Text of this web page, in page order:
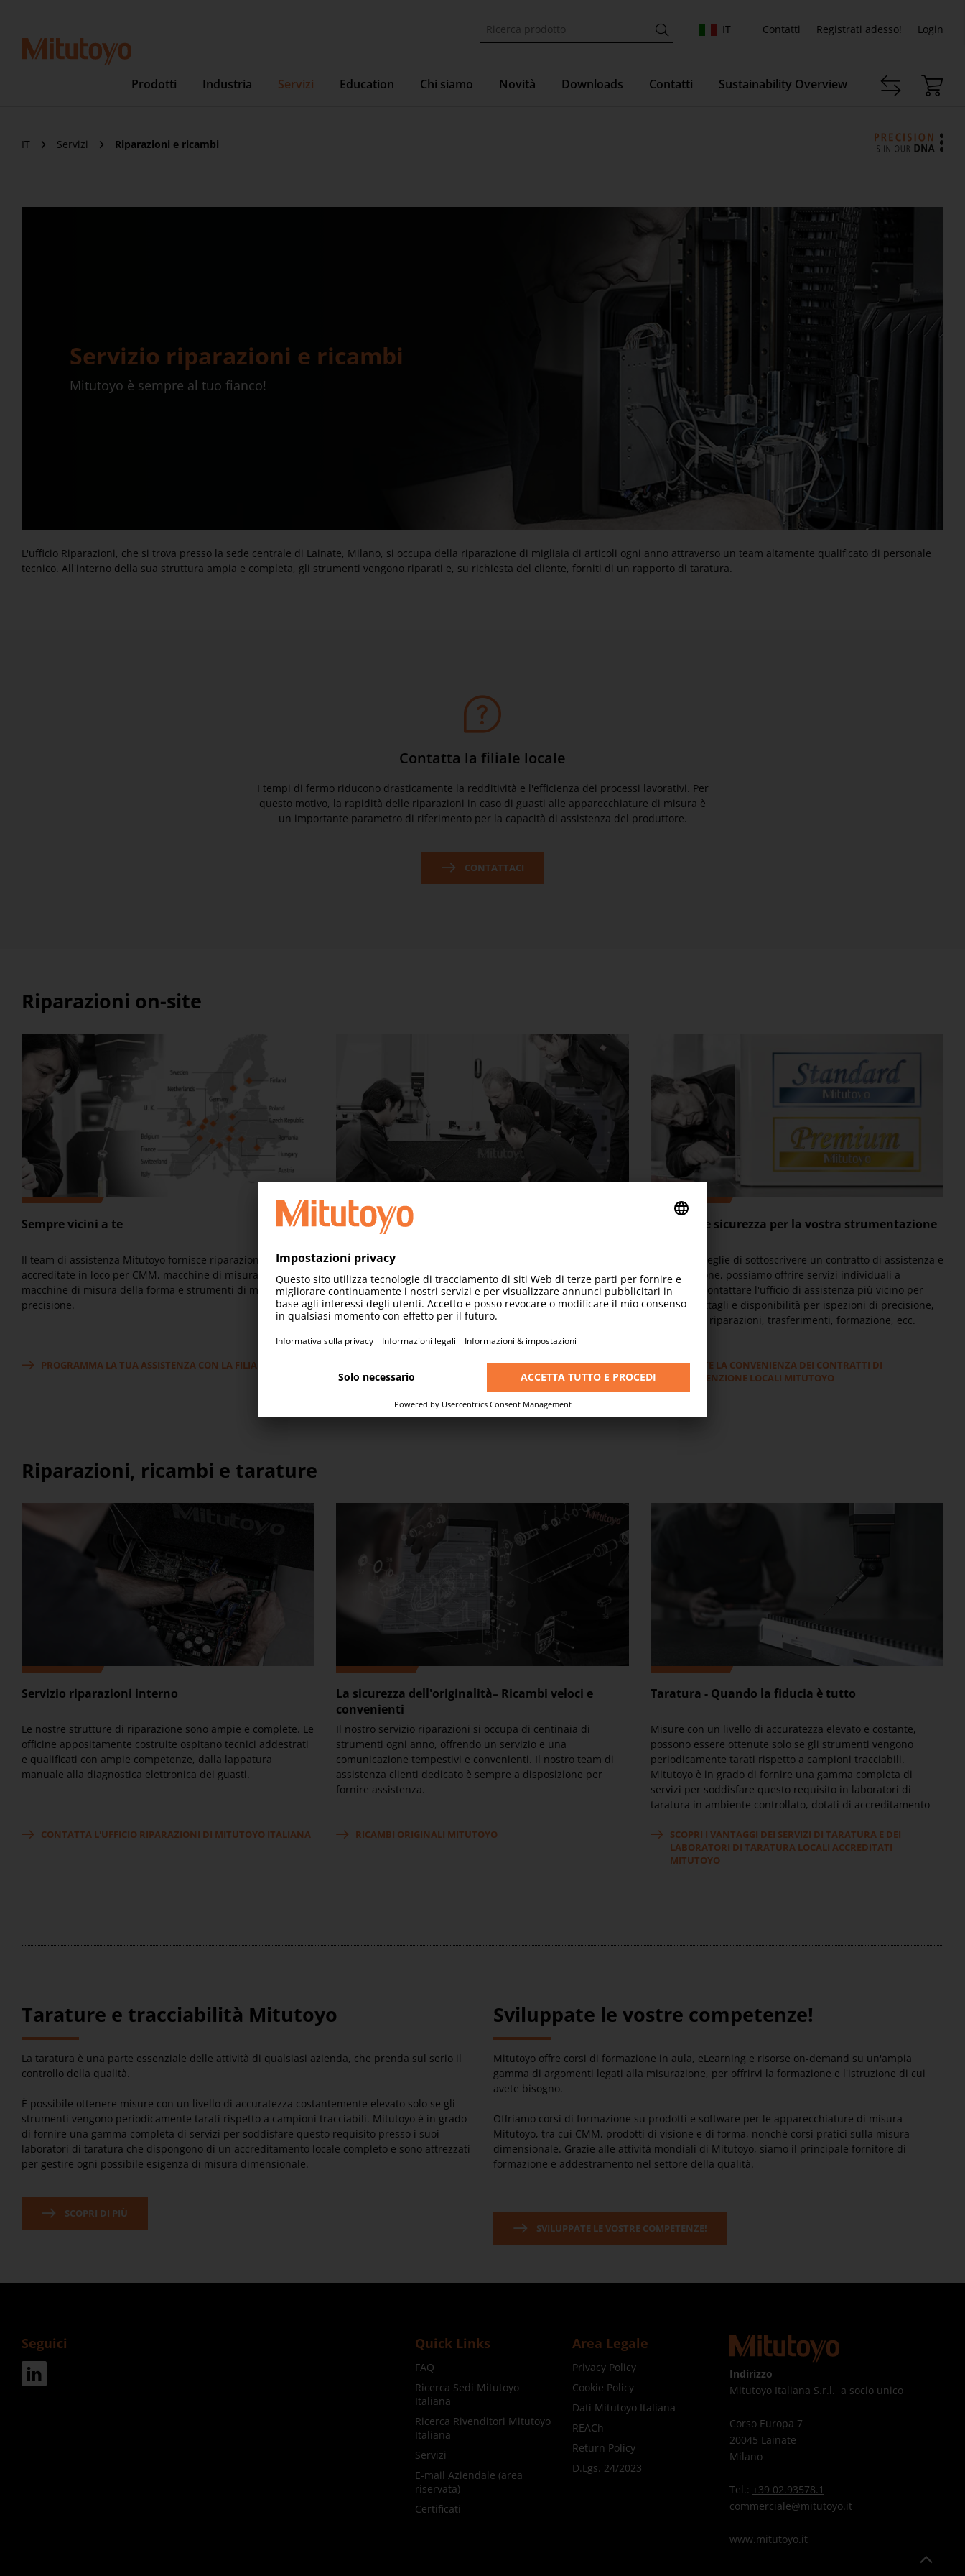
IT Contatti Registrati adesso! Login
Prodotti Industria Servizi Education Chi siamo Novità Downloads Contatti Sustainability Overview
IT Servizi Riparazioni e ricambi
Servizio riparazioni e ricambi
Mitutoyo è sempre al tuo fianco!
L'ufficio Riparazioni, che si trova presso la sede centrale di Lainate, Milano, si occupa della riparazione di migliaia di articoli ogni anno attraverso un team altamente qualificato di personale
tecnico. All'interno della sua struttura ampia e completa, gli strumenti vengono riparati e, su richiesta del cliente, forniti di un rapporto di taratura.
Contatta la filiale locale
I tempi di fermo riducono drasticamente la redditività e l'efficienza dei processi lavorativi. Per
questo motivo, la rapidità delle riparazioni in caso di guasti alle apparecchiature di misura è
un importante parametro di riferimento per la capacità di assistenza del produttore.
CONTATTACI
Riparazioni on-site
Sempre vicini a te
Il team di assistenza Mitutoyo fornisce riparazioni
accreditate in loco per CMM, macchine di misura ottiche,
macchine di misura della forma e strumenti di misura di
precisione.
PROGRAMMA LA TUA ASSISTENZA CON LA FILIALE LOCALE
Il più alto livello di assistenza
Grazie a tecnici altamente addestrati e all'accesso ai ricambi
originali, siamo in grado di fornire ai nostri clienti il
massimo livello di assistenza.
VEDI GLI ACCREDITAMENTI DI MITUTOYO ITALIANA
Vantaggi e sicurezza per la vostra strumentazione
Se non si sceglie di sottoscrivere un contratto di assistenza e
manutenzione, possiamo offrire servizi individuali a
chiamata. Contattare l'ufficio di assistenza più vicino per
ulteriori dettagli e disponibilità per ispezioni di precisione,
regolazioni, riparazioni, trasferimenti, formazione, ecc.
SCOPRITE LA CONVENIENZA DEI CONTRATTI DI
MANUTENZIONE LOCALI MITUTOYO
Riparazioni, ricambi e tarature
Servizio riparazioni interno
Le nostre strutture di riparazione sono ampie e complete. Le
officine appositamente costruite ospitano tecnici addestrati
e qualificati con ampie competenze, dalla lappatura
manuale alla diagnostica elettronica dei guasti.
CONTATTA L'UFFICIO RIPARAZIONI DI MITUTOYO ITALIANA
La sicurezza dell'originalità– Ricambi veloci e
convenienti
Il nostro servizio riparazioni si occupa di centinaia di
strumenti ogni anno, offrendo un servizio e una
comunicazione tempestivi e convenienti. Il nostro team di
assistenza clienti dedicato è sempre a disposizione per
fornire assistenza.
RICAMBI ORIGINALI MITUTOYO
Taratura - Quando la fiducia è tutto
Misure con un livello di accuratezza elevato e costante,
possono essere ottenute solo se gli strumenti vengono
periodicamente tarati rispetto a campioni tracciabili.
Mitutoyo è in grado di fornire una gamma completa di
servizi per soddisfare questo requisito in laboratori di
taratura in ambiente controllato, dotati di accreditamento
esigenza di misura dimensionale.
SCOPRI I VANTAGGI DEI SERVIZI DI TARATURA E DEI
LABORATORI DI TARATURA LOCALI ACCREDITATI
MITUTOYO
Tarature e tracciabilità Mitutoyo
La taratura è una parte essenziale delle attività di qualsiasi azienda, che prenda sul serio il
controllo della qualità.
È possibile ottenere misure con un livello di accuratezza costantemente elevato solo se gli
strumenti vengono periodicamente tarati rispetto a campioni tracciabili. Mitutoyo è in grado
di fornire una gamma completa di servizi per soddisfare questo requisito presso i suoi
laboratori di taratura che dispongono di un accreditamento locale completo e sono attrezzati
per gestire ogni possibile esigenza di misura dimensionale.
SCOPRI DI PIÙ
Sviluppate le vostre competenze!
Mitutoyo offre corsi di formazione in aula, eLearning e risorse on-demand su un'ampia
gamma di argomenti legati alla misurazione, per offrirvi la formazione e l'istruzione di cui
avete bisogno.
Offriamo corsi di formazione su prodotti e software per le apparecchiature di misura
Mitutoyo, tra cui CMM, prodotti di visione e di forma, nonché corsi pratici sulla misura
dimensionale. Grazie alle attività mondiali di Mitutoyo, siamo il principale fornitore di
formazione e addestramento nel settore della qualità.
SVILUPPATE LE VOSTRE COMPETENZE!
Seguici Quick Links
FAQ
Ricerca Sedi Mitutoyo
Italiana
Ricerca Rivenditori Mitutoyo
Italiana
Servizi
E-mail Aziendale (area
riservata)
Certificati
Area Legale
Privacy Policy
Cookie Policy
Dati Mitutoyo Italiana
REACh
Return Policy
D.Lgs. 24/2023
Indirizzo
Mitutoyo Italiana S.r.l. a socio unico
Corso Europa 7
20045 Lainate
Milano
Tel.: +39 02.93578.1
commerciale@mitutoyo.it
www.mitutoyo.it